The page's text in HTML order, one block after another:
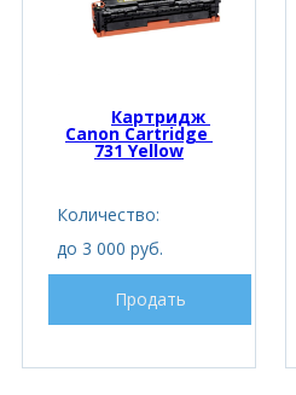
Картридж
Canon Cartridge
731 Yellow
Количество:
до 3 000 руб.
Продать